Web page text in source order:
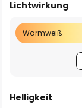
Lichtwirkung
Warmweiß
Helligkeit